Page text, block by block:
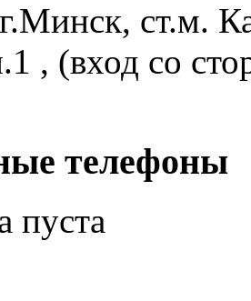
ст.м.
, (вход со
телефоны
пуста